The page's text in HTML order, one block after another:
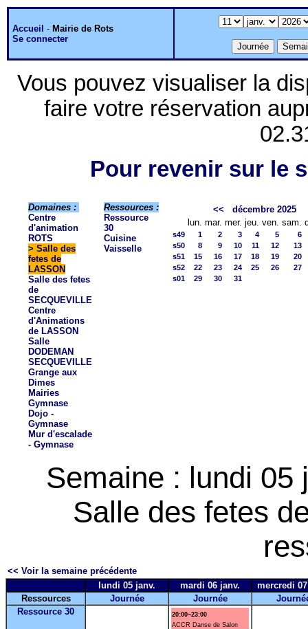
Accueil - Mairie de Rots
Se connecter
Vous pouvez visualiser la
faire votre réservation
Pour revenir sur le
Domaines :
Centre
d'animation
ROTS
> Salle des
fetes de
LASSON
Salle des fetes
de
SECQUEVILLE
Centre
d'Animations
de LASSON
Salle
DODEMAN
SECQUEVILLE
Grange aux
Dimes
Mairies
Gymnase
Dojo -
Gymnase
Mur d'escalade
- Gymnase
Ressources :
Ressource
30
Cuisine
Vaisselle
<<
décembre 2025
lun. mar. mer. jeu. ven. sam.
s49 1 2 3 4 5
6
s50
8 9 10 11 12
13
s51
15 16 17 18 19
20
s52
22 23 24 25 26
27
s01
29 30 31
Semaine : lundi 05
Salle des fetes
<< Voir la semaine précédente
lundi 05 janv.
mardi 06 janv.
mercredi
Ressources
Journée Journée
Ressource 30
20:00~23:00
ACCR Danse de Salon